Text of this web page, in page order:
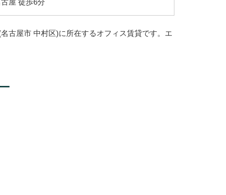
屋 徒歩6分
古屋市 中村区)に所在するオフィス賃貸です。エ